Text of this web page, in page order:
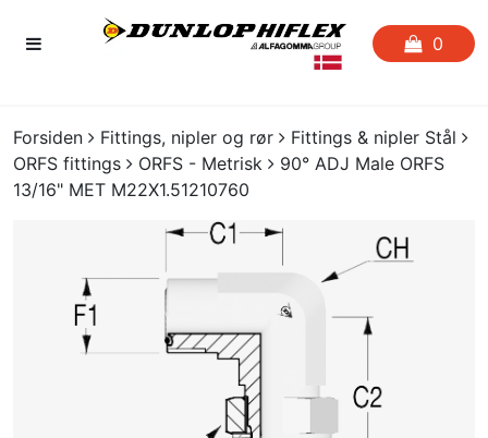
0
FORSIDEN
FAVORITLISTE
SLANGESERVICE
KATALOGER
CERTIFIKATER
Forsiden Fittings, nipler og rør
Fittings & nipler Stål
ORFS fittings
ORFS - Metrisk
90° ADJ Male ORFS
13/16" MET M22X1.51210760